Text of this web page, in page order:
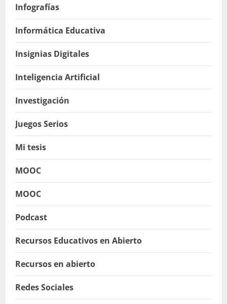
Infografías
Informática Educativa
Insignias Digitales
Inteligencia Artificial
Investigación
Juegos Serios
Mi tesis
MOOC
MOOC
Podcast
Recursos Educativos en Abierto
Recursos en abierto
Redes Sociales